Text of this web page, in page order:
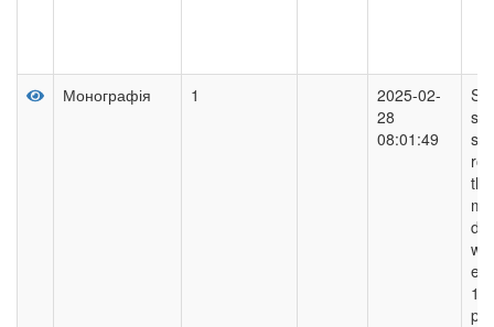
Монографія 1
2025-02-
28
08:01:49